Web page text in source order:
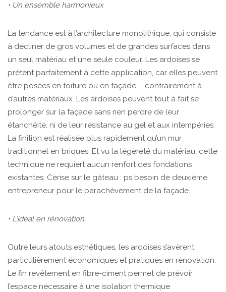
• Un ensemble harmonieux
La tendance est à l’architecture monolithique, qui consiste
à décliner de gros volumes et de grandes surfaces dans
un seul matériau et une seule couleur. Les ardoises se
prêtent parfaitement à cette application, car elles peuvent
être posées en toiture ou en façade – contrairement à
d’autres matériaux. Les ardoises peuvent tout à fait se
prolonger sur la façade sans rien perdre de leur
étanchéité, ni de leur résistance au gel et aux intempéries.
La finition est réalisée plus rapidement qu’un mur
traditionnel en briques. Et vu la légèreté du matériau, cette
technique ne requiert aucun renfort des fondations
existantes. Cerise sur le gâteau : ps besoin de deuxième
entrepreneur pour le parachèvement de la façade.
• L’idéal en rénovation
Outre leurs atouts esthétiques, les ardoises s’avèrent
particulièrement économiques et pratiques en rénovation.
Le fin revêtement en fibre-ciment permet de prévoir
l’espace nécessaire à une isolation thermique